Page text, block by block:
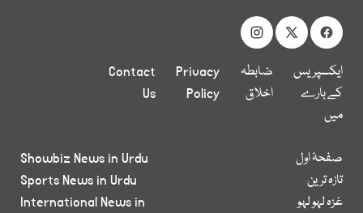
ایکسپریس
کے بارے
میں
ضابطہ
اخلاق
Privacy
Policy
Contact
Us
صفحۂ اول
تازہ ترین
غزہ لہو لہو
Showbiz News in Urdu
Sports News in Urdu
International News in